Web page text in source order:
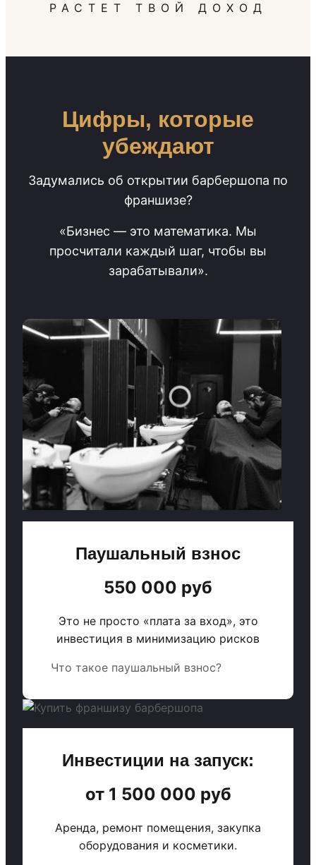
РАСТЕТ ТВОЙ ДОХОД
Цифры, которые
убеждают
Задумались об открытии барбершопа по
франшизе?
«Бизнес — это математика. Мы
просчитали каждый шаг, чтобы вы
зарабатывали».
Паушальный взнос
550 000 руб
Это не просто «плата за вход», это
инвестиция в минимизацию рисков
Что такое паушальный взнос?
Инвестиции на запуск:
от 1 500 000 руб
Аренда, ремонт помещения, закупка
оборудования и косметики.